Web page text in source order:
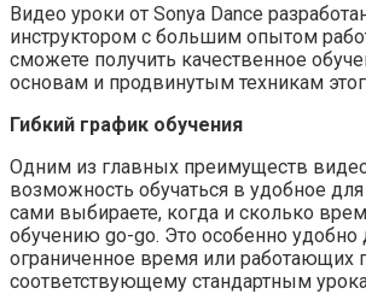
Видео уроки от Sonya Dance
инструктором с большим опытом
сможете получить качественное
основам и продвинутым техникам
Гибкий график обучения
Одним из главных преимуществ
возможность обучаться в удобное
сами выбираете, когда и сколько
обучению go-go. Это особенно удобно
ограниченное время или работающих
соответствующему стандартным